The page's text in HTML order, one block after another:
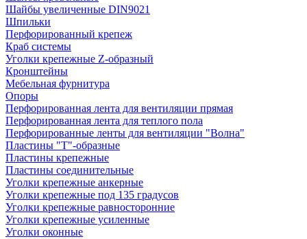
Шайбы увеличенные DIN9021
Шпильки
Перфорированный крепеж
Краб системы
Уголки крепежные Z-образный
Кронштейны
Мебельная фурнитура
Опоры
Перфорированная лента для вентиляции прямая
Перфорированная лента для теплого пола
Перфорированные ленты для вентиляции "Волна"
Пластины "Т"-образные
Пластины крепежные
Пластины соединительные
Уголки крепежные анкерные
Уголки крепежные под 135 градусов
Уголки крепежные равносторонние
Уголки крепежные усиленные
Уголки оконные